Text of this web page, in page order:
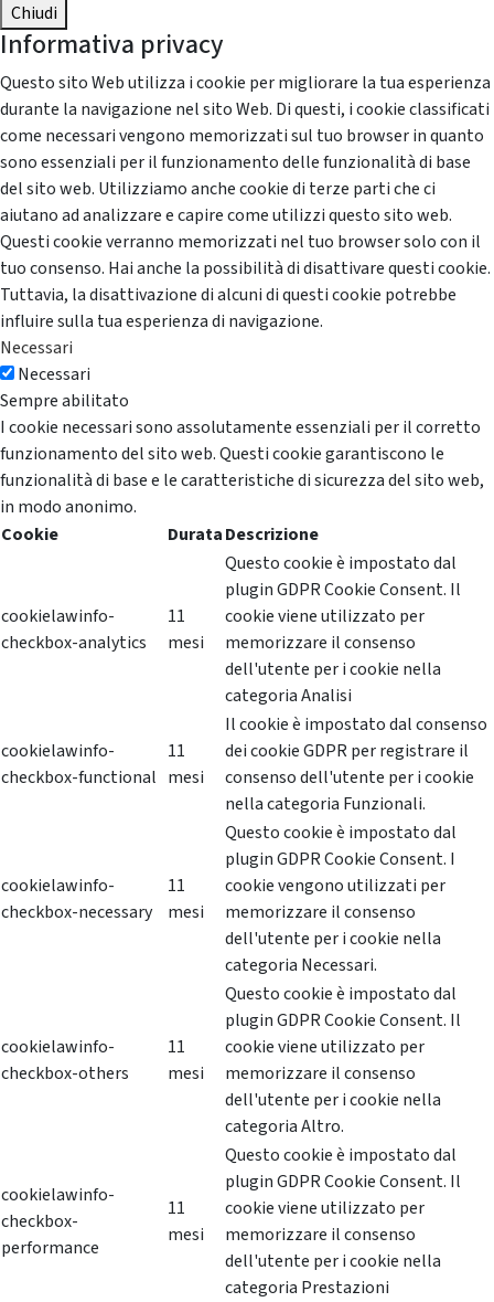
Chiudi
Informativa privacy
Questo sito Web utilizza i cookie per migliorare la tua esperienza
durante la navigazione nel sito Web. Di questi, i cookie classificati
come necessari vengono memorizzati sul tuo browser in quanto
sono essenziali per il funzionamento delle funzionalità di base
del sito web. Utilizziamo anche cookie di terze parti che ci
aiutano ad analizzare e capire come utilizzi questo sito web.
Questi cookie verranno memorizzati nel tuo browser solo con il
tuo consenso. Hai anche la possibilità di disattivare questi cookie.
Tuttavia, la disattivazione di alcuni di questi cookie potrebbe
influire sulla tua esperienza di navigazione.
Necessari
Necessari
Sempre abilitato
I cookie necessari sono assolutamente essenziali per il corretto
funzionamento del sito web. Questi cookie garantiscono le
funzionalità di base e le caratteristiche di sicurezza del sito web,
in modo anonimo.
Cookie
DurataDescrizione
cookielawinfo-
checkbox-analytics
11
mesi
Questo cookie è impostato dal
plugin GDPR Cookie Consent. Il
cookie viene utilizzato per
memorizzare il consenso
dell'utente per i cookie nella
categoria Analisi
cookielawinfo-
checkbox-functional
11
mesi
Il cookie è impostato dal consenso
dei cookie GDPR per registrare il
consenso dell'utente per i cookie
nella categoria Funzionali.
cookielawinfo-
checkbox-necessary
11
mesi
Questo cookie è impostato dal
plugin GDPR Cookie Consent. I
cookie vengono utilizzati per
memorizzare il consenso
dell'utente per i cookie nella
categoria Necessari.
cookielawinfo-
checkbox-others
11
mesi
Questo cookie è impostato dal
plugin GDPR Cookie Consent. Il
cookie viene utilizzato per
memorizzare il consenso
dell'utente per i cookie nella
categoria Altro.
cookielawinfo-
checkbox-
performance
11
mesi
Questo cookie è impostato dal
plugin GDPR Cookie Consent. Il
cookie viene utilizzato per
memorizzare il consenso
dell'utente per i cookie nella
categoria Prestazioni